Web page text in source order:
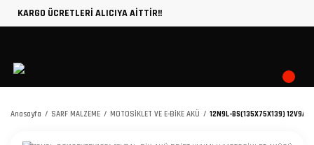
KARGO ÜCRETLERİ ALICIYA AİTTİR!!
Anasayfa SARF MALZEME MOTOSİKLET VE E-BİKE AKÜ 12N9L-BS(135X75X139) 12V9Ah